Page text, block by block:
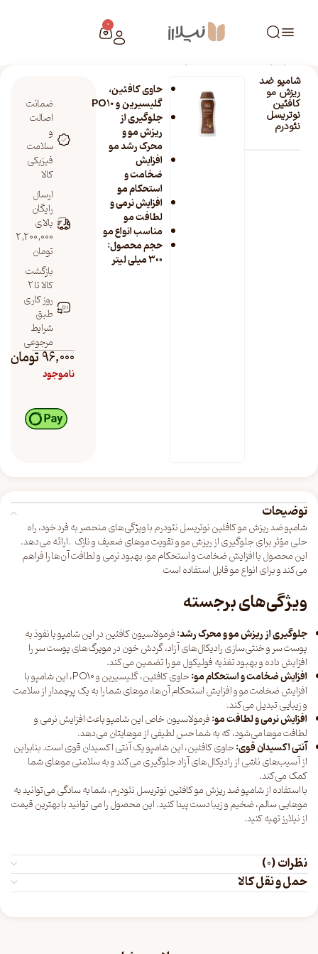
0
فروشگاه نیلارز
شامپو ضد ریزش مو کافئین نوتریسل نئودرم
شامپو ضد
ریزش مو
کافئین
نوتریسل
نئودرم
حاوی کافئین،
گلیسیرین و PQ10
جلوگیری از
ریزش مو و
محرک رشد مو
افزایش
ضخامت و
استحکام مو
افزایش نرمی و
لطافت مو
مناسب انواع مو
حجم محصول:
۳۰۰ میلی لیتر
ضمانت
اصالت
و
سلامت
فیزیکی
کالا
ارسال
رایگان
بالای
2,200,000
تومان
بازگشت
کالا تا 2
روز کاری
طبق
شرایط
مرجوعی
96,000تومان
ناموجود
توضیحات
شامپو ضد ریزش مو کافئین نوتریسل نئودرم با ویژگی‌های منحصر به فرد خود، راه
حلی مؤثر برای جلوگیری از ریزش مو و تقویت موهای ضعیف و نازک .ارائه می‌دهد.
این محصول با افزایش ضخامت و استحکام مو، بهبود نرمی و لطافت آن‌ها را فراهم
می‌کند و برای انواع مو قابل استفاده است
ویژگی‌های برجسته
جلوگیری از ریزش مو و محرک رشد:فرمولاسیون کافئین در این شامپو با نفوذ به
پوست سر و خنثی‌سازی رادیکال‌های آزاد، گردش خون در مویرگ‌های پوست سر را
افزایش داده و بهبود تغذیه فولیکول مو را تضمین می‌کند.
افزایش ضخامت و استحکام مو: حاوی کافئین، گلیسیرین و PQ10، این شامپو با
افزایش ضخامت مو و افزایش استحکام آن‌ها، موهای شما را به یک پرچمدار از سلامت
و زیبایی تبدیل می‌کند.
افزایش نرمی و لطافت مو:فرمولاسیون خاص این شامپو باعث افزایش نرمی و
لطافت موها می‌شود، که به شما حس لطیفی از موهایتان می‌دهد.
آنتی اکسیدان قوی:حاوی کافئین، این شامپو یک آنتی اکسیدان قوی است. بنابراین
از آسیب‌های ناشی از رادیکال‌های آزاد جلوگیری می‌کند و به سلامتی موهای شما
کمک می‌کند.
با استفاده از شامپو ضد ریزش مو کافئین نوتریسل نئودرم، شما به سادگی می‌توانید به
موهایی سالم، ضخیم و زیبا دست پیدا کنید. این محصول را می توانید با بهترین قیمت
ازنیلارزتهیه کنید.
نظرات (0)
حمل و نقل کالا